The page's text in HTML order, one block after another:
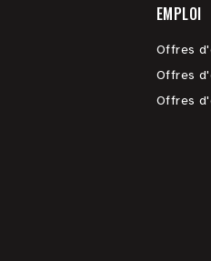
EMPLOI
Offres
Offres
Offres